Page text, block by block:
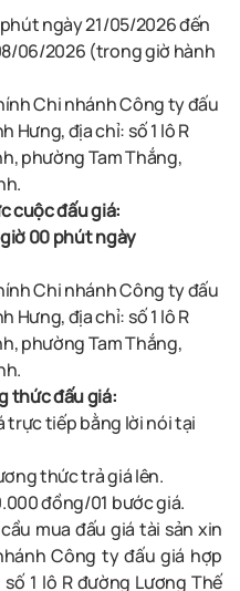
phút ngày21/05/2026 đến
06/2026 (trong giờ hành
Chi nhánh Công ty đấu
Hưng, địa chỉ: số 1 lô R
phường Tam Thắng,
cuộc đấu giá:
00 phút ngày
Chi nhánh Công ty đấu
Hưng, địa chỉ: số 1 lô R
phường Tam Thắng,
thức đấu giá:
trực tiếp bằng lời nói tại
thức trả giá lên.
đồng/01 bước giá.
mua đấu giá tài sản xin
Công ty đấu giá hợp
1 lô R đường Lương Thế